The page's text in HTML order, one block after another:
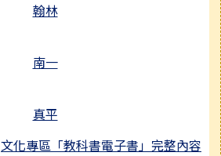
翰林
南一
真平
文化專區「教科書電子書」完整內容